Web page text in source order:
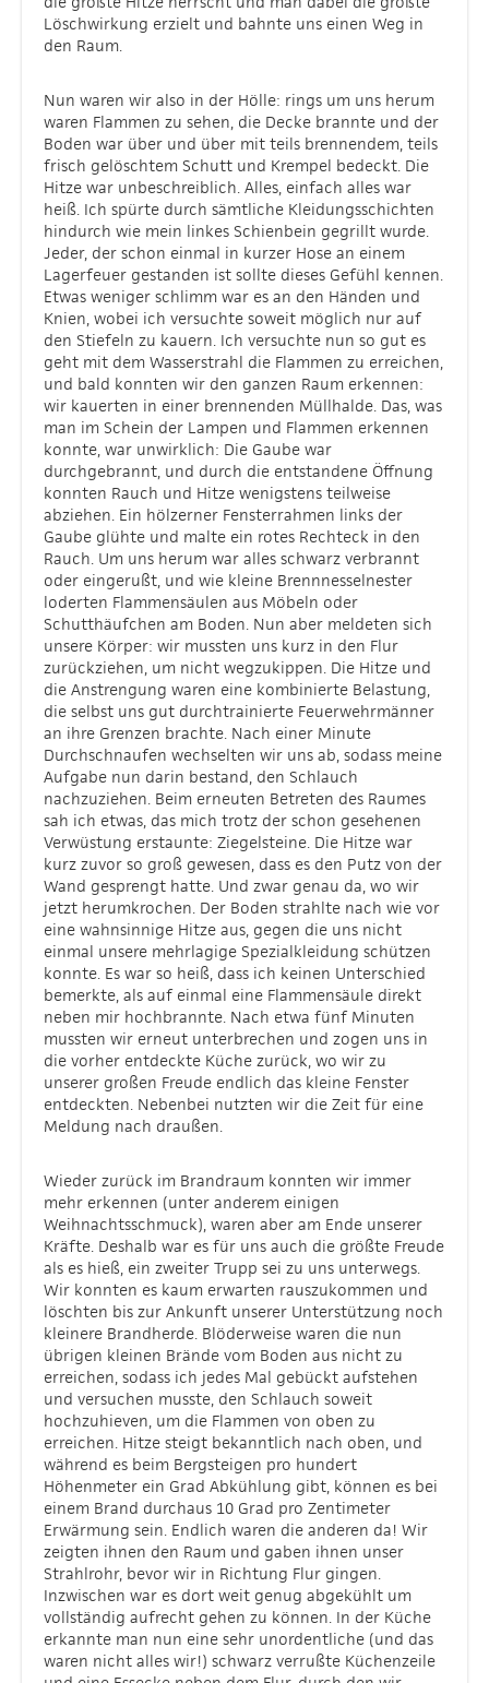
Löschwirkung erzielt und bahnte uns einen Weg in
den Raum.
Nun waren wir also in der Hölle: rings um uns herum
waren Flammen zu sehen, die Decke brannte und der
Boden war über und über mit teils brennendem, teils
frisch gelöschtem Schutt und Krempel bedeckt. Die
Hitze war unbeschreiblich. Alles, einfach alles war
heiß. Ich spürte durch sämtliche Kleidungsschichten
hindurch wie mein linkes Schienbein gegrillt wurde.
Jeder, der schon einmal in kurzer Hose an einem
Lagerfeuer gestanden ist sollte dieses Gefühl kennen.
Etwas weniger schlimm war es an den Händen und
Knien, wobei ich versuchte soweit möglich nur auf
den Stiefeln zu kauern. Ich versuchte nun so gut es
geht mit dem Wasserstrahl die Flammen zu erreichen,
und bald konnten wir den ganzen Raum erkennen:
wir kauerten in einer brennenden Müllhalde. Das, was
man im Schein der Lampen und Flammen erkennen
konnte, war unwirklich: Die Gaube war
durchgebrannt, und durch die entstandene Öffnung
konnten Rauch und Hitze wenigstens teilweise
abziehen. Ein hölzerner Fensterrahmen links der
Gaube glühte und malte ein rotes Rechteck in den
Rauch. Um uns herum war alles schwarz verbrannt
oder eingerußt, und wie kleine Brennnesselnester
loderten Flammensäulen aus Möbeln oder
Schutthäufchen am Boden. Nun aber meldeten sich
unsere Körper: wir mussten uns kurz in den Flur
zurückziehen, um nicht wegzukippen. Die Hitze und
die Anstrengung waren eine kombinierte Belastung,
die selbst uns gut durchtrainierte Feuerwehrmänner
an ihre Grenzen brachte. Nach einer Minute
Durchschnaufen wechselten wir uns ab, sodass meine
Aufgabe nun darin bestand, den Schlauch
nachzuziehen. Beim erneuten Betreten des Raumes
sah ich etwas, das mich trotz der schon gesehenen
Verwüstung erstaunte: Ziegelsteine. Die Hitze war
kurz zuvor so groß gewesen, dass es den Putz von der
Wand gesprengt hatte. Und zwar genau da, wo wir
jetzt herumkrochen. Der Boden strahlte nach wie vor
eine wahnsinnige Hitze aus, gegen die uns nicht
einmal unsere mehrlagige Spezialkleidung schützen
konnte. Es war so heiß, dass ich keinen Unterschied
bemerkte, als auf einmal eine Flammensäule direkt
neben mir hochbrannte. Nach etwa fünf Minuten
mussten wir erneut unterbrechen und zogen uns in
die vorher entdeckte Küche zurück, wo wir zu
unserer großen Freude endlich das kleine Fenster
entdeckten. Nebenbei nutzten wir die Zeit für eine
Meldung nach draußen.
Wieder zurück im Brandraum konnten wir immer
mehr erkennen (unter anderem einigen
Weihnachtsschmuck), waren aber am Ende unserer
Kräfte. Deshalb war es für uns auch die größte Freude
als es hieß, ein zweiter Trupp sei zu uns unterwegs.
Wir konnten es kaum erwarten rauszukommen und
löschten bis zur Ankunft unserer Unterstützung noch
kleinere Brandherde. Blöderweise waren die nun
übrigen kleinen Brände vom Boden aus nicht zu
erreichen, sodass ich jedes Mal gebückt aufstehen
und versuchen musste, den Schlauch soweit
hochzuhieven, um die Flammen von oben zu
erreichen. Hitze steigt bekanntlich nach oben, und
während es beim Bergsteigen pro hundert
Höhenmeter ein Grad Abkühlung gibt, können es bei
einem Brand durchaus 10 Grad pro Zentimeter
Erwärmung sein. Endlich waren die anderen da! Wir
zeigten ihnen den Raum und gaben ihnen unser
Strahlrohr, bevor wir in Richtung Flur gingen.
Inzwischen war es dort weit genug abgekühlt um
vollständig aufrecht gehen zu können. In der Küche
erkannte man nun eine sehr unordentliche (und das
waren nicht alles wir!) schwarz verrußte Küchenzeile